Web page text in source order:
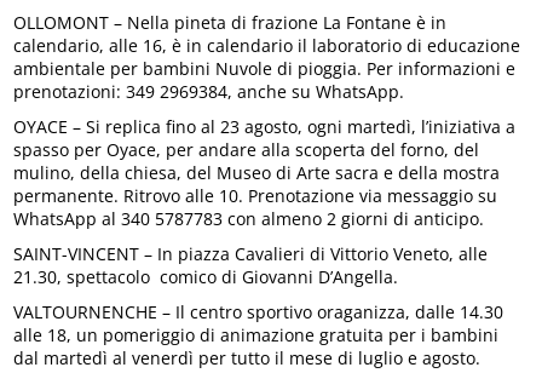
OLLOMONT – Nella pineta di frazione La Fontane è in
calendario, alle 16, è in calendario il laboratorio di educazione
ambientale per bambini Nuvole di pioggia. Per informazioni e
prenotazioni: 349 2969384, anche su WhatsApp.
OYACE – Si replica fino al 23 agosto, ogni martedì, l’iniziativa a
spasso per Oyace, per andare alla scoperta del forno, del
mulino, della chiesa, del Museo di Arte sacra e della mostra
permanente. Ritrovo alle 10. Prenotazione via messaggio su
WhatsApp al 340 5787783 con almeno 2 giorni di anticipo.
SAINT-VINCENT – In piazza Cavalieri di Vittorio Veneto, alle
21.30, spettacolo comico di Giovanni D’Angella.
VALTOURNENCHE – Il centro sportivo oraganizza, dalle 14.30
alle 18, un pomeriggio di animazione gratuita per i bambini
dal martedì al venerdì per tutto il mese di luglio e agosto.